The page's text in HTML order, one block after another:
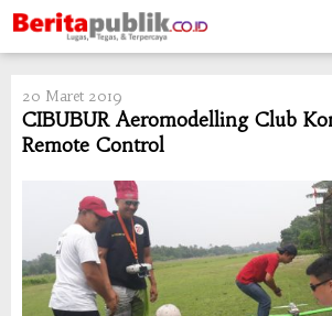
Skip
to
content
20 Maret 2019
CIBUBUR Aeromodelling Club
Remote Control